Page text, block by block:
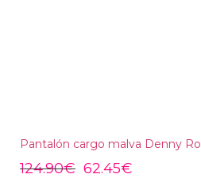
Pantalón cargo malva Denny
124.90€ 62.45€